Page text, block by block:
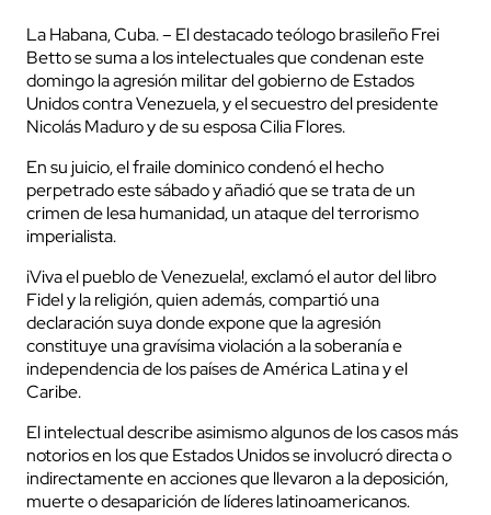
La Habana, Cuba. – El destacado teólogo brasileño Frei
Betto se suma a los intelectuales que condenan este
domingo la agresión militar del gobierno de Estados
Unidos contra Venezuela, y el secuestro del presidente
Nicolás Maduro y de su esposa Cilia Flores.
En su juicio, el fraile dominico condenó el hecho
perpetrado este sábado y añadió que se trata de un
crimen de lesa humanidad, un ataque del terrorismo
imperialista.
¡Viva el pueblo de Venezuela!, exclamó el autor del libro
Fidel y la religión, quien además, compartió una
declaración suya donde expone que la agresión
constituye una gravísima violación a la soberanía e
independencia de los países de América Latina y el
Caribe.
El intelectual describe asimismo algunos de los casos más
notorios en los que Estados Unidos se involucró directa o
indirectamente en acciones que llevaron a la deposición,
muerte o desaparición de líderes latinoamericanos.